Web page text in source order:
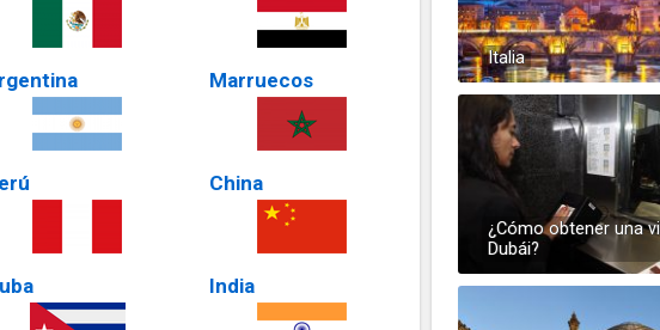
Marruecos
China
India
Italia
¿Cómo obtener una
Dubái?